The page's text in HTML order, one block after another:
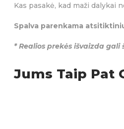
KATEGORIJOS:Kramtomoji
Visos prekės
SKONIO SAVYBĖS:
Kas pasakė, kad maži dalykai
Spalva parenkama
* Realios prekės išvaizda
Jums Taip Pat